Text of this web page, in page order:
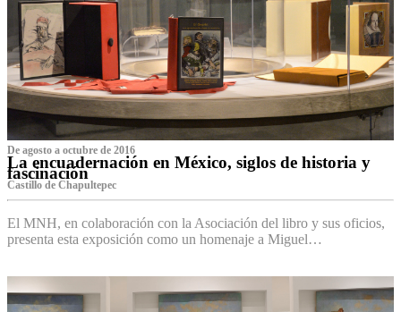
De agosto a octubre de 2016
La encuadernación en México, siglos de historia y
fascinación
Castillo de Chapultepec
El MNH, en colaboración con la Asociación del libro y sus oficios,
presenta esta exposición como un homenaje a Miguel…